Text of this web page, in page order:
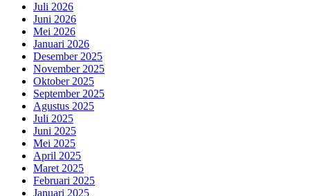
Juli 2026
Juni 2026
Mei 2026
Januari 2026
Desember 2025
November 2025
Oktober 2025
September 2025
Agustus 2025
Juli 2025
Juni 2025
Mei 2025
April 2025
Maret 2025
Februari 2025
Januari 2025